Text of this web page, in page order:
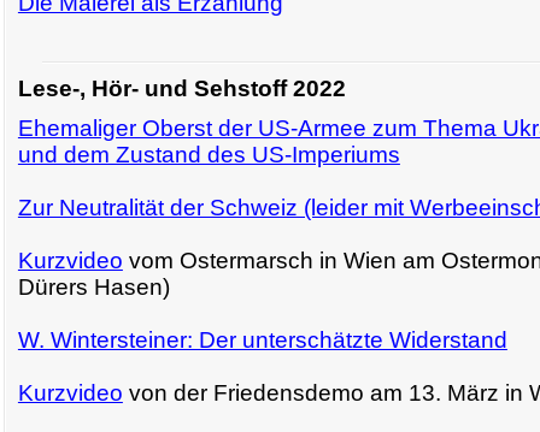
Lese-, Hör- und Sehstoff 2022
Ehemaliger Oberst der US-Armee zum Thema
und dem Zustand des US-Imperiums
Zur Neutralität der Schweiz (leider mit
Kurzvideo vom Ostermarsch in Wien am
Dürers Hasen)
W. Wintersteiner: Der unterschätzte Widerstand
Kurzvideo von der Friedensdemo am 13. März in